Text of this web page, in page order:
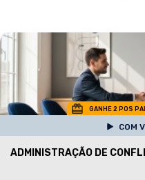
GANHE 2 POS
COM
ADMINISTRAÇÃO DE